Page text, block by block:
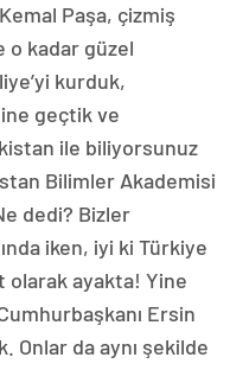
Paşa, çizmiş
o kadar güzel
kurduk,
geçtik ve
ile biliyorsunuz
Bilimler Akademisi
dedi? Bizler
iken, iyi ki Türkiye
olarak ayakta! Yine
Ersin
Onlar da aynı şekilde